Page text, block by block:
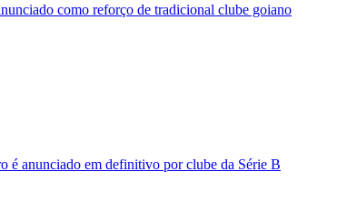
como reforço de tradicional clube goiano
é anunciado em definitivo por clube da Série B